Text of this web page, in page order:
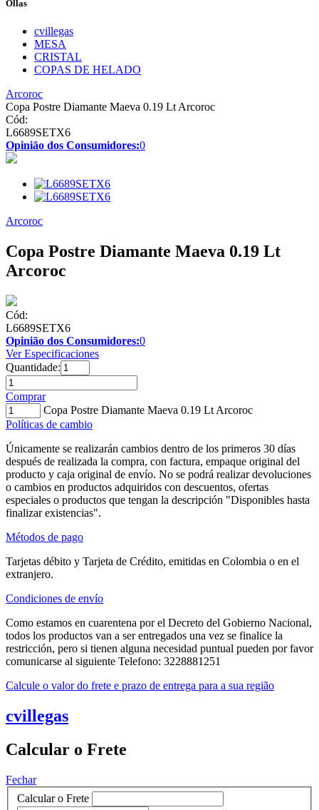
Ollas
cvillegas
MESA
CRISTAL
COPAS DE HELADO
Arcoroc
Copa Postre Diamante Maeva 0.19 Lt Arcoroc
Cód:
L6689SETX6
Opinião dos Consumidores:0
Arcoroc
Copa Postre Diamante Maeva 0.19 Lt
Arcoroc
Cód:
L6689SETX6
Opinião dos Consumidores:0
Ver Especificaciones
Quantidade:
Comprar
Copa Postre Diamante Maeva 0.19 Lt Arcoroc
Políticas de cambio
Únicamente se realizarán cambios dentro de los primeros 30 días
después de realizada la compra, con factura, empaque original del
producto y caja original de envío. No se podrá realizar devoluciones
o cambios en productos adquiridos con descuentos, ofertas
especiales o productos que tengan la descripción "Disponibles hasta
finalizar existencias".
Métodos de pago
Tarjetas débito y Tarjeta de Crédito, emitidas en Colombia o en el
extranjero.
Condiciones de envío
Como estamos en cuarentena por el Decreto del Gobierno Nacional,
todos los productos van a ser entregados una vez se finalice la
restricción, pero si tienen alguna necesidad puntual pueden por favor
comunicarse al siguiente Telefono: 3228881251
Calcule o valor do frete e prazo de entrega para a sua região
cvillegas
Calcular o Frete
Fechar
Calcular o Frete